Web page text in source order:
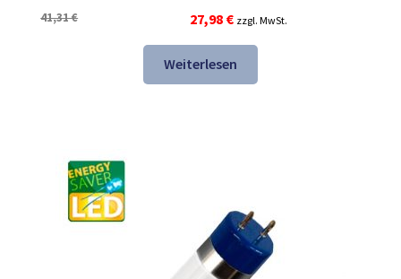
41,31€
Ursprünglicher
war:
41,31 €
27,98 €Aktueller
ist:
27,98 €.
zzgl. MwSt.
Weiterlesen